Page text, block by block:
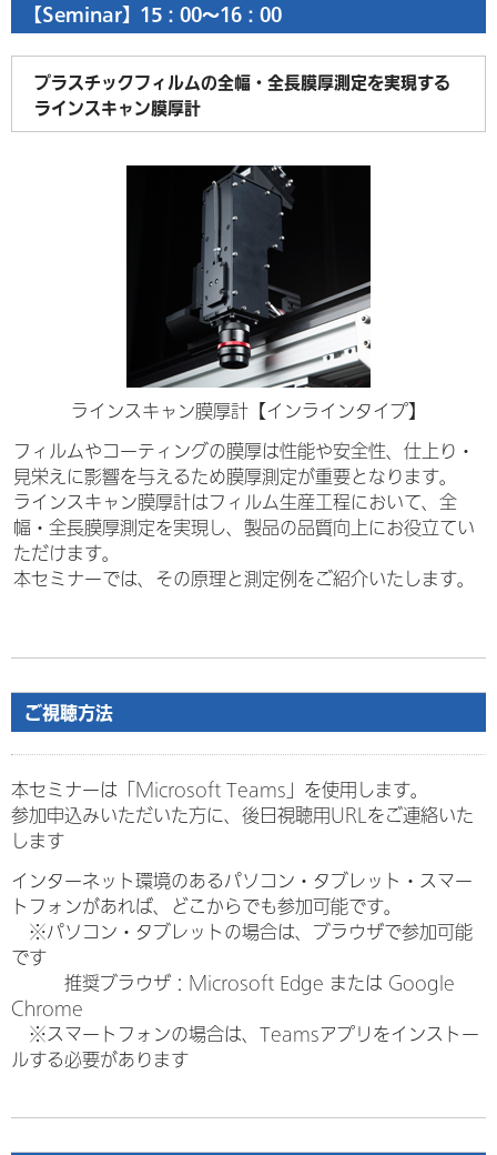
【Seminar】15：00～16：00
プラスチックフィルムの全幅・全長膜厚測定を実現する
ラインスキャン膜厚計
ラインスキャン膜厚計【インラインタイプ】
フィルムやコーティングの膜厚は性能や安全性、仕上り・
見栄えに影響を与えるため膜厚測定が重要となります。
ラインスキャン膜厚計はフィルム生産工程において、全
幅・全長膜厚測定を実現し、製品の品質向上にお役立てい
ただけます。
本セミナーでは、その原理と測定例をご紹介いたします。
ご視聴方法
本セミナーは「Microsoft Teams」を使用します。
参加申込みいただいた方に、後日視聴用URLをご連絡いた
します
インターネット環境のあるパソコン・タブレット・スマー
トフォンがあれば、どこからでも参加可能です。
※パソコン・タブレットの場合は、ブラウザで参加可能
です
推奨ブラウザ：Microsoft Edge または Google
Chrome
※スマートフォンの場合は、Teamsアプリをインストー
ルする必要があります